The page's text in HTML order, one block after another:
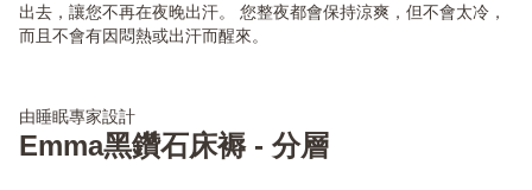
出去，讓您不再在夜晚出汗。 您整夜都會保持涼爽，但不會太冷，
而且不會有因悶熱或出汗而醒來。
由睡眠專家設計
Emma黑鑽石床褥 - 分層